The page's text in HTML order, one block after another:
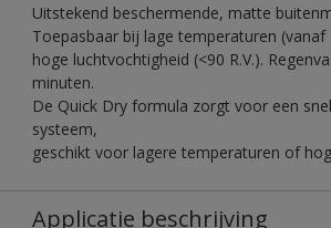
Uitstekend beschermende, matte
Toepasbaar bij lage temperaturen (vanaf
hoge luchtvochtigheid (<90 R.V.).
minuten.
De Quick Dry formula zorgt voor een
systeem,
geschikt voor lagere temperaturen of
Applicatie beschrijving